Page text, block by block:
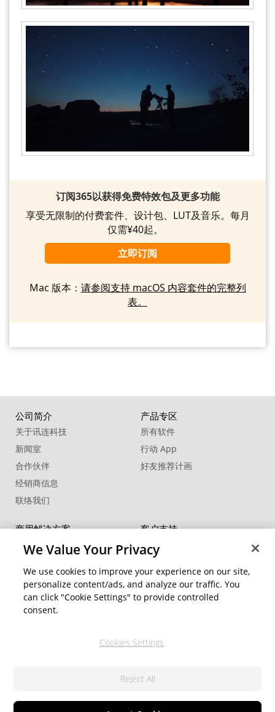
订阅365以获得免费特效包及更多功能
享受无限制的付费套件、设计包、LUT及音乐。每月
仅需¥40起。
立即订阅
Mac 版本： 请参阅支持 macOS 内容套件的完整列
表。
公司简介
关于讯连科技
新闻室
合作伙伴
经销商信息
联络我们
产品专区
所有软件
行动 App
好友推荐计画
商用解决方案
FaceMe SDK
客户支持
软件更新
教学中心
社交网络资源
We Value Your Privacy
We use cookies to improve your experience on our site,
personalize content/ads, and analyze our traffic. You
can click "Cookie Settings" to provide controlled
consent.
Cookies Settings
Reject All